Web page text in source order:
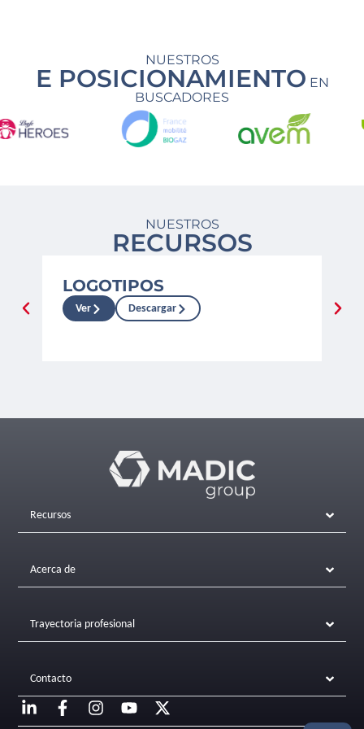
NUESTROS
E POSICIONAMIENTO EN
BUSCADORES
NUESTROS
RECURSOS
LOGOTIPOS
Ver Descargar
Recursos
Acerca de
Trayectoria profesional
Contacto